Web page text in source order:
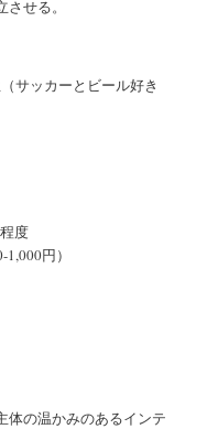
せる。
サッカーとビール好き
度
1,000円）
体の温かみのあるインテ